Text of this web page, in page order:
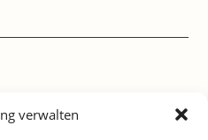
verwalten